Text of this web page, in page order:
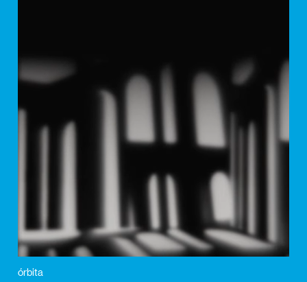
órbita